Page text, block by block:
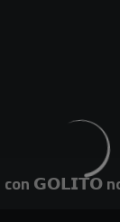
con 𝗚𝗢𝗟𝗜𝗧𝗢